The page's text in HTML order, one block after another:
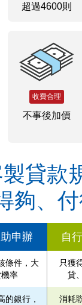
超過4600則
收費合理
不事後加價
貸款
夠、
申辦 自
條件，大
率
只獲
貸
的銀行，
消耗